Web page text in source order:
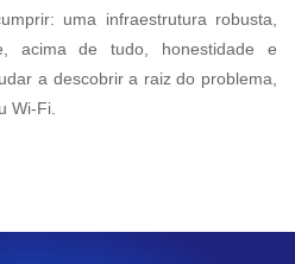
uma infraestrutura robusta,
acima de tudo, honestidade e
a descobrir a raiz do problema,
Wi-Fi.